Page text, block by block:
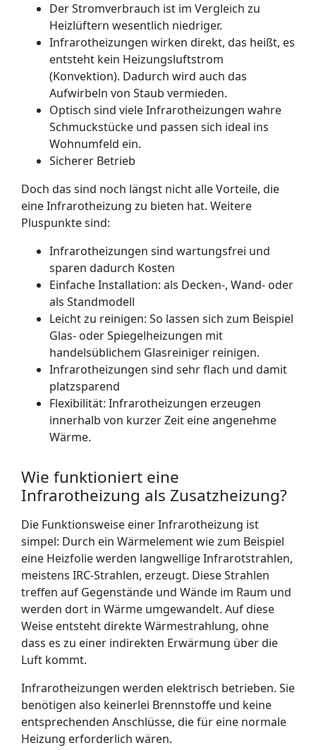
Der Stromverbrauch ist im Vergleich zu
Heizlüftern wesentlich niedriger.
Infrarotheizungen wirken direkt, das heißt, es
entsteht kein Heizungsluftstrom
(Konvektion). Dadurch wird auch das
Aufwirbeln von Staub vermieden.
Optisch sind viele Infrarotheizungen wahre
Schmuckstücke und passen sich ideal ins
Wohnumfeld ein.
Sicherer Betrieb
Doch das sind noch längst nicht alle Vorteile, die
eine Infrarotheizung zu bieten hat. Weitere
Pluspunkte sind:
Infrarotheizungen sind wartungsfrei und
sparen dadurch Kosten
Einfache Installation: als Decken-, Wand- oder
als Standmodell
Leicht zu reinigen: So lassen sich zum Beispiel
Glas- oder Spiegelheizungen mit
handelsüblichem Glasreiniger reinigen.
Infrarotheizungen sind sehr flach und damit
platzsparend
Flexibilität: Infrarotheizungen erzeugen
innerhalb von kurzer Zeit eine angenehme
Wärme.
Wie funktioniert eine
Infrarotheizung als Zusatzheizung?
Die Funktionsweise einer Infrarotheizung ist
simpel: Durch ein Wärmelement wie zum Beispiel
eine Heizfolie werden langwellige Infrarotstrahlen,
meistens IRC-Strahlen, erzeugt. Diese Strahlen
treffen auf Gegenstände und Wände im Raum und
werden dort in Wärme umgewandelt. Auf diese
Weise entsteht direkte Wärmestrahlung, ohne
dass es zu einer indirekten Erwärmung über die
Luft kommt.
Infrarotheizungen werden elektrisch betrieben. Sie
benötigen also keinerlei Brennstoffe und keine
entsprechenden Anschlüsse, die für eine normale
Heizung erforderlich wären.